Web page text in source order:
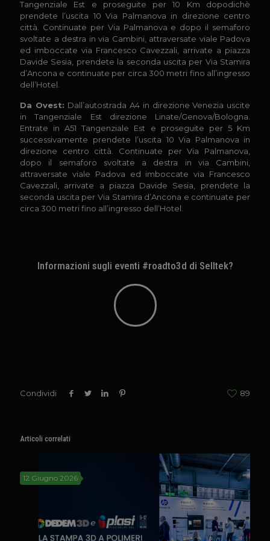
Tangenziale Est e proseguite per 10 Km dopodichè
prendete l’uscita 10 Via Palmanova in direzione centro
città. Continuate per Via Palmanova e dopo il semaforo
svoltate a destra in via Cambini, attraversate viale Padova
ed imboccate via Francesco Cavezzali, arrivate a piazza
Davide Sesia, prendete la seconda uscita per Via Stamira
d’Ancona e continuate per circa 300 metri fino all’ingresso
dell’Hotel.
Da Ovest: Dall’autostrada A4 in direzione Venezia uscite
in Tangenziale Est direzione Linate/Genova/Bologna.
Entrate in A51 Tangenziale Est e proseguite per 5 Km
successivamente prendete l’uscita 10 Via Palmanova in
direzione centro città. Continuate per Via Palmanova,
dopo il semaforo svoltate a destra in via Cambini,
attraversate viale Padova ed imboccate via Francesco
Cavezzali, arrivate a piazza Davide Sesia, prendete la
seconda uscita per Via Stamira d’Ancona e continuate per
circa 300 metri fino all’ingresso dell’Hotel.
Informazioni sugli eventi #roadto3d di Selltek?
Condividi 89
Articoli correlati
12 Giugno 2026